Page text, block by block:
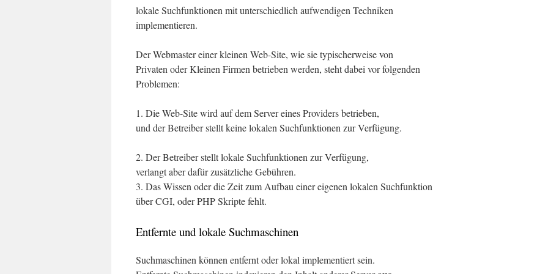
lokale Suchfunktionen mit unterschiedlich aufwendigen Techniken
implementieren.
Der Webmaster einer kleinen Web-Site, wie sie typischerweise von
Privaten oder Kleinen Firmen betrieben werden, steht dabei vor folgenden
Problemen:
1. Die Web-Site wird auf dem Server eines Providers betrieben,
und der Betreiber stellt keine lokalen Suchfunktionen zur Verfügung.
2. Der Betreiber stellt lokale Suchfunktionen zur Verfügung,
verlangt aber dafür zusätzliche Gebühren.
3. Das Wissen oder die Zeit zum Aufbau einer eigenen lokalen Suchfunktion
über CGI, oder PHP Skripte fehlt.
Entfernte und lokale Suchmaschinen
Suchmaschinen können entfernt oder lokal implementiert sein.